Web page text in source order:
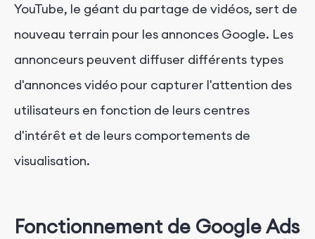
YouTube, le géant du partage de vidéos, sert de
nouveau terrain pour les annonces Google. Les
annonceurs peuvent diffuser différents types
d'annonces vidéo pour capturer l'attention des
utilisateurs en fonction de leurs centres
d'intérêt et de leurs comportements de
visualisation.
Fonctionnement de Google Ads